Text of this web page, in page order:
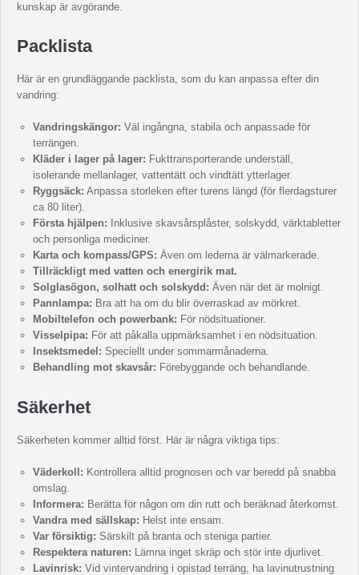
kunskap är avgörande.
Packlista
Här är en grundläggande packlista, som du kan anpassa efter din
vandring:
Vandringskängor: Väl ingångna, stabila och anpassade för
terrängen.
Kläder i lager på lager: Fukttransporterande underställ,
isolerande mellanlager, vattentätt och vindtätt ytterlager.
Ryggsäck: Anpassa storleken efter turens längd (för flerdagsturer
ca 80 liter).
Första hjälpen: Inklusive skavsårsplåster, solskydd, värktabletter
och personliga mediciner.
Karta och kompass/GPS: Även om lederna är välmarkerade.
Tillräckligt med vatten och energirik mat.
Solglasögon, solhatt och solskydd: Även när det är molnigt.
Pannlampa: Bra att ha om du blir överraskad av mörkret.
Mobiltelefon och powerbank: För nödsituationer.
Visselpipa: För att påkalla uppmärksamhet i en nödsituation.
Insektsmedel: Speciellt under sommarmånaderna.
Behandling mot skavsår: Förebyggande och behandlande.
Säkerhet
Säkerheten kommer alltid först. Här är några viktiga tips:
Väderkoll: Kontrollera alltid prognosen och var beredd på snabba
omslag.
Informera: Berätta för någon om din rutt och beräknad återkomst.
Vandra med sällskap: Helst inte ensam.
Var försiktig: Särskilt på branta och steniga partier.
Respektera naturen: Lämna inget skräp och stör inte djurlivet.
Lavinrisk: Vid vintervandring i opistad terräng, ha lavinutrustning